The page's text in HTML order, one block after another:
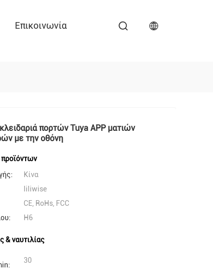
Επικοινωνία
πορτών Tuya APP ματιών
με την οθόνη
Κίνα
liliwise
CE, RoHs, FCC
H6
& ναυτιλίας
30